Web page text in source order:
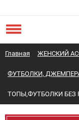
Главная ЖЕНСКИЙ
ФУТБОЛКИ,
ТОПЫ,ФУТБОЛКИ БЕЗ